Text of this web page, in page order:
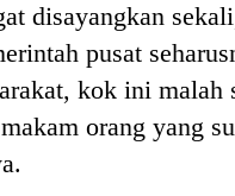
disayangkan
pusat
kok ini
orang yang